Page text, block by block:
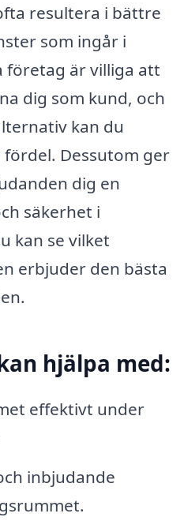
resultera i bättre
som ingår i
företag är villiga att
dig som kund, och
kan du
Dessutom ger
dig en
säkerhet i
kan se vilket
erbjuder den bästa
hjälpa med:
effektivt under
inbjudande